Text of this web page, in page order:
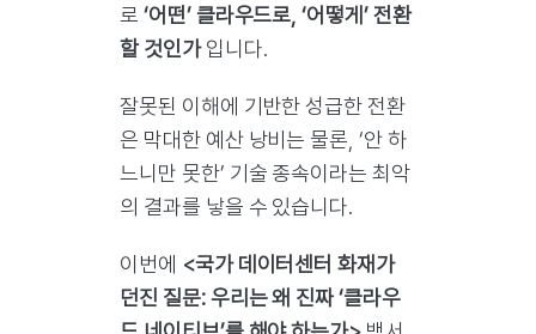
로 ‘어떤’ 클라우드로, ‘어떻게’ 전환
할 것인가입니다.
잘못된 이해에 기반한 성급한 전환
은 막대한 예산 낭비는 물론, ‘안 하
느니만 못한’ 기술 종속이라는 최악
의 결과를 낳을 수 있습니다.
이번에 <국가 데이터센터 화재가
던진 질문: 우리는 왜 진짜 ‘클라우